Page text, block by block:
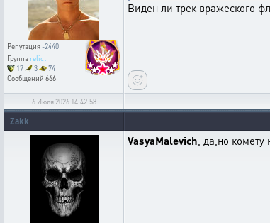
Репутация-2440
Группа relict
17
3
74
Сообщений 666
Виден ли трек вражеского
6 Июля 2026 14:42:58
Zakk
VasyaMalevich, да,но комету